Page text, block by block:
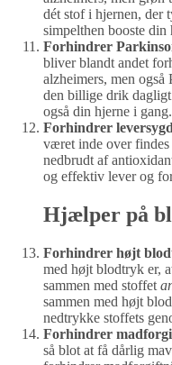
dét stof i hjernen, der
simpelthen booste
Forhindrer
bliver blandt andet
alzheimers, men
den billige drik
også din hjerne i gang.
Forhindrer
været inde over findes
nedbrudt af
og effektiv lever og
Hjælper på
Forhindrer højt
med højt blodtryk er,
sammen med stoffet
sammen med højt
nedtrykke stoffets
Forhindrer
så blot at få dårlig